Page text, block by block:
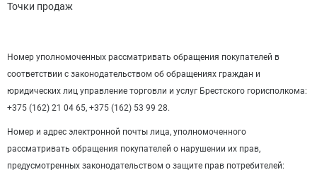
Точки продаж
Номер уполномоченных рассматривать обращения покупателей в
соответствии с законодательством об обращениях граждан и
юридических лиц управление торговли и услуг Брестского горисполкома:
+375 (162) 21 04 65, +375 (162) 53 99 28.
Номер и адрес электронной почты лица, уполномоченного
рассматривать обращения покупателей о нарушении их прав,
предусмотренных законодательством о защите прав потребителей: